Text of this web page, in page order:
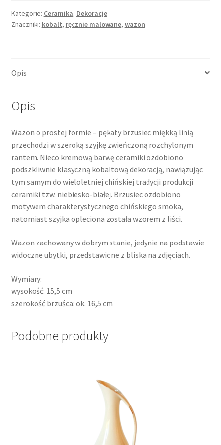
Kategorie: Ceramika, Dekoracje
Znaczniki: kobalt, ręcznie malowane, wazon
Opis
Opis
Wazon o prostej formie – pękaty brzusiec miękką linią
przechodzi w szeroką szyjkę zwieńczoną rozchylonym
rantem. Nieco kremową barwę ceramiki ozdobiono
podszkliwnie klasyczną kobaltową dekoracją, nawiązując
tym samym do wieloletniej chińskiej tradycji produkcji
ceramiki tzw. niebiesko-białej. Brzusiec ozdobiono
motywem charakterystycznego chińskiego smoka,
natomiast szyjka opleciona została wzorem z liści.
Wazon zachowany w dobrym stanie, jedynie na podstawie
widoczne ubytki, przedstawione z bliska na zdjęciach.
Wymiary:
wysokość: 15,5 cm
szerokość brzuśca: ok. 16,5 cm
Podobne produkty